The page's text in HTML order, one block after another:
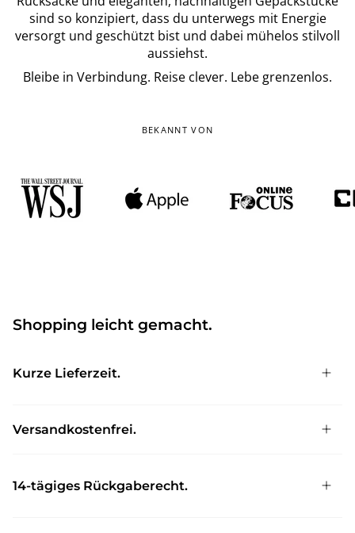
sind so konzipiert, dass du unterwegs mit Energie
versorgt und geschützt bist und dabei mühelos stilvoll
aussiehst.
Bleibe in Verbindung. Reise clever. Lebe grenzenlos.
BEKANNT VON
Shopping leicht gemacht.
Kurze Lieferzeit.
Versandkostenfrei.
14-tägiges Rückgaberecht.